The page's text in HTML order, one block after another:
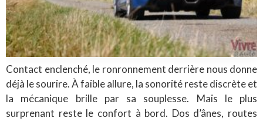
Contact enclenché, le ronronnement derrière nous donne
déjà le sourire. À faible allure, la sonorité reste discrète et
la mécanique brille par sa souplesse. Mais le plus
surprenant reste le confort à bord. Dos d’ânes, routes